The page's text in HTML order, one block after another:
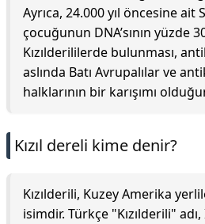
Ayrıca, 24.000 yıl öncesine ait
çocuğunun DNA’sının yüzde
Kızılderililerde bulunması,
aslında Batı Avrupalılar ve
halklarının bir karışımı
Kızıl dereli kime denir?
Kızılderili, Kuzey Amerika
isimdir. Türkçe "Kızılderili"